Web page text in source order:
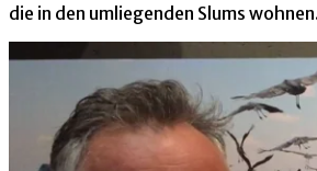
die in den umliegenden Slums